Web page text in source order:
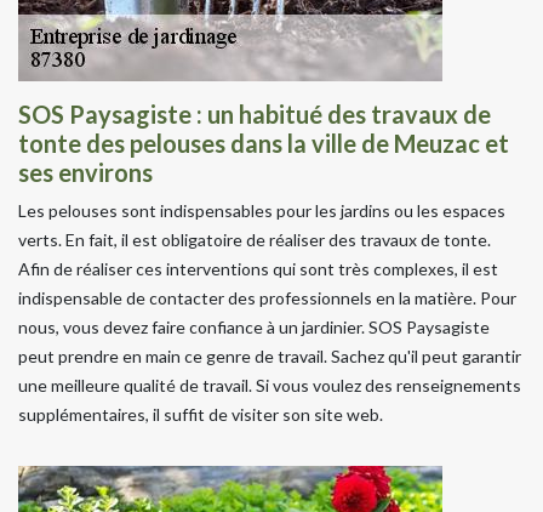
SOS Paysagiste : un habitué des travaux de
tonte des pelouses dans la ville de Meuzac et
ses environs
Les pelouses sont indispensables pour les jardins ou les espaces
verts. En fait, il est obligatoire de réaliser des travaux de tonte.
Afin de réaliser ces interventions qui sont très complexes, il est
indispensable de contacter des professionnels en la matière. Pour
nous, vous devez faire confiance à un jardinier. SOS Paysagiste
peut prendre en main ce genre de travail. Sachez qu'il peut garantir
une meilleure qualité de travail. Si vous voulez des renseignements
supplémentaires, il suffit de visiter son site web.